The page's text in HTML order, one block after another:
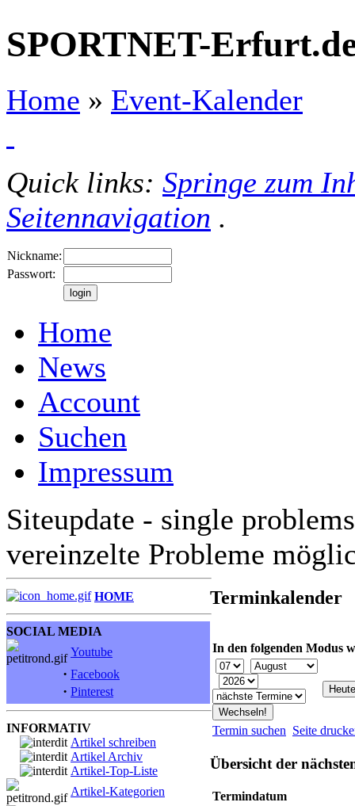
SPORTNET-
Home » Event-Kalender
Quick links: Springe zum
Seitennavigation .
Nickname:
Passwort:
Home
News
Account
Suchen
Impressum
Siteupdate - single
vereinzelte Probleme
HOME
SOCIAL MEDIA
Youtube
· Facebook
· Pinterest
INFORMATIV
Artikel schreiben
Artikel Archiv
Artikel-Top-Liste
Artikel-Kategorien
Terminkalender
In den folgenden Modus
Termin suchen Seite
Übersicht der
Termindatum